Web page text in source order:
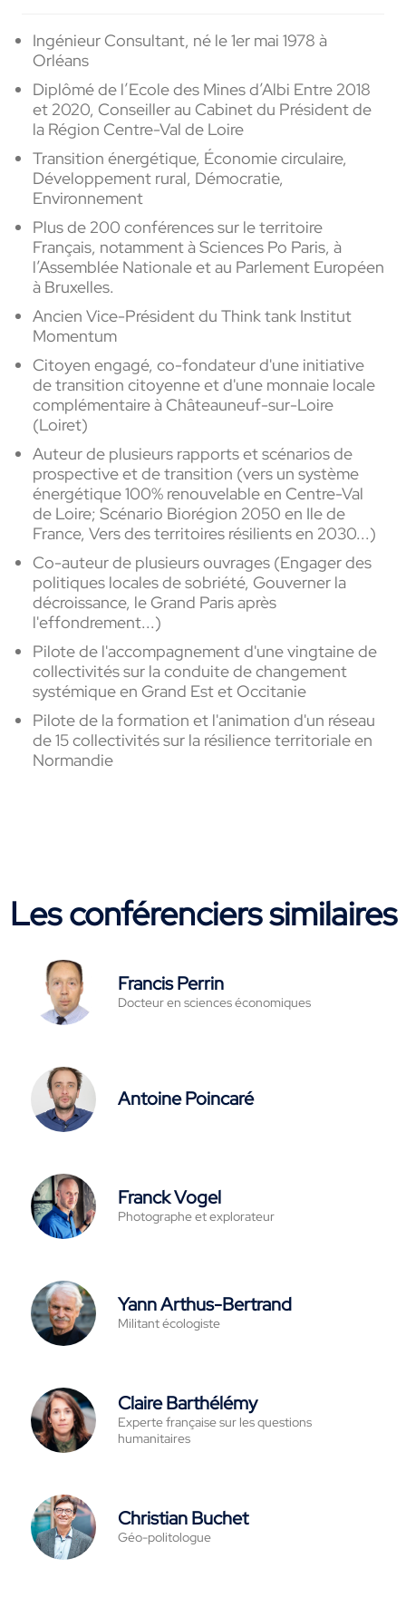
Ingénieur Consultant, né le 1er mai 1978 à
Orléans
Diplômé de l’Ecole des Mines d’Albi Entre 2018
et 2020, Conseiller au Cabinet du Président de
la Région Centre-Val de Loire
Transition énergétique, Économie circulaire,
Développement rural, Démocratie,
Environnement
Plus de 200 conférences sur le territoire
Français, notamment à Sciences Po Paris, à
l’Assemblée Nationale et au Parlement Européen
à Bruxelles.
Ancien Vice-Président du Think tank Institut
Momentum
Citoyen engagé, co-fondateur d'une initiative
de transition citoyenne et d'une monnaie locale
complémentaire à Châteauneuf-sur-Loire
(Loiret)
Auteur de plusieurs rapports et scénarios de
prospective et de transition (vers un système
énergétique 100% renouvelable en Centre-Val
de Loire; Scénario Biorégion 2050 en Ile de
France, Vers des territoires résilients en 2030...)
Co-auteur de plusieurs ouvrages (Engager des
politiques locales de sobriété, Gouverner la
décroissance, le Grand Paris après
l'effondrement...)
Pilote de l'accompagnement d'une vingtaine de
collectivités sur la conduite de changement
systémique en Grand Est et Occitanie
Pilote de la formation et l'animation d'un réseau
de 15 collectivités sur la résilience territoriale en
Normandie
Les conférenciers similaires
Francis Perrin
Docteur en sciences économiques
Antoine Poincaré
Franck Vogel
Photographe et explorateur
Yann Arthus-Bertrand
Militant écologiste
Claire Barthélémy
Experte française sur les questions
humanitaires
Christian Buchet
Géo-politologue